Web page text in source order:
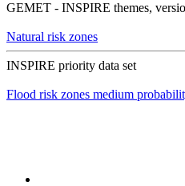
GEMET - INSPIRE themes,
Natural risk zones
INSPIRE priority data set
Flood risk zones medium